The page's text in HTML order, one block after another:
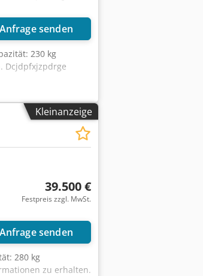
Anfrage senden
230 kg
Dcjdpfxjzpdrge
Kleinanzeige
39.500 €
Festpreis zzgl. MwSt.
Anfrage senden
280 kg
zu erhalten.